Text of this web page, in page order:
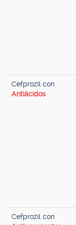
Cefprozil con
Antiácidos
Cefprozil con